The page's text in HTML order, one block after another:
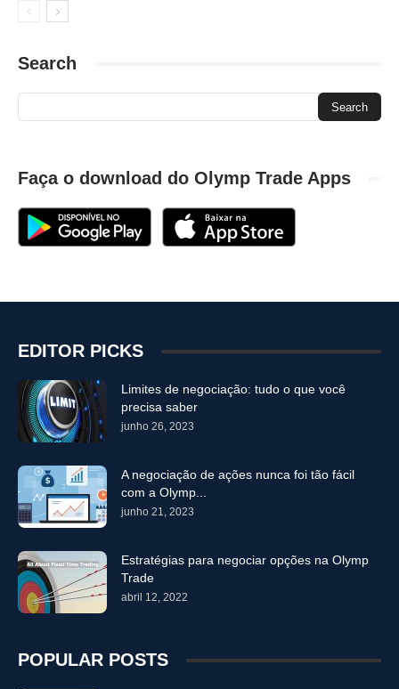
Search
Faça o download do Olymp Trade Apps
EDITOR PICKS
Limites de negociação: tudo o que você
precisa saber
junho 26, 2023
A negociação de ações nunca foi tão fácil
com a Olymp...
junho 21, 2023
Estratégias para negociar opções na Olymp
Trade
abril 12, 2022
POPULAR POSTS